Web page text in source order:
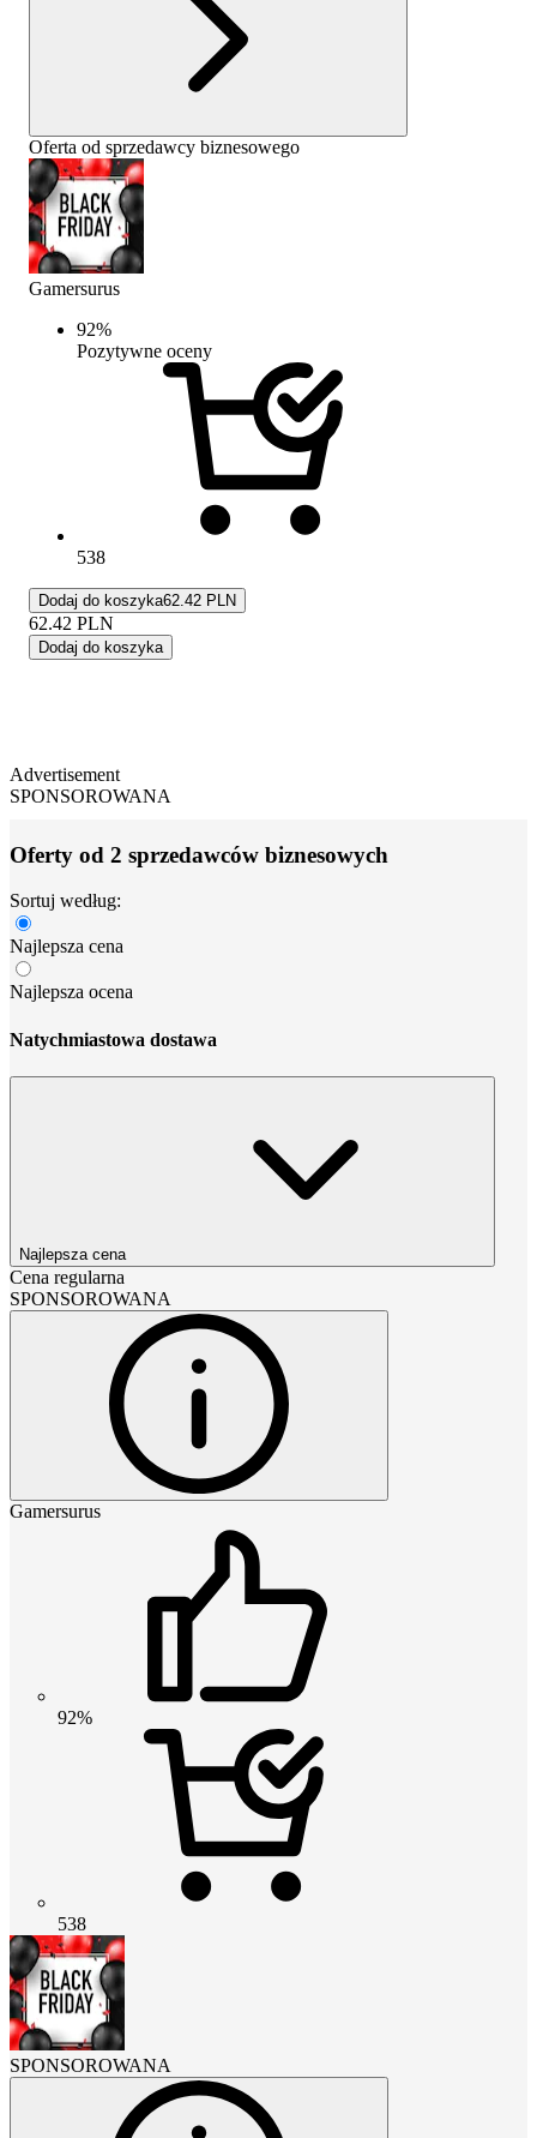
Oferta od sprzedawcy biznesowego
Gamersurus
92%
Pozytywne oceny
538
Dodaj do koszyka62.42 PLN
62.42 PLN
Dodaj do koszyka
Advertisement
SPONSOROWANA
Oferty od 2 sprzedawców biznesowych
Sortuj według:
Najlepsza cena
Najlepsza ocena
Natychmiastowa dostawa
Najlepsza cena
Cena regularna
SPONSOROWANA
Gamersurus
92%
538
SPONSOROWANA